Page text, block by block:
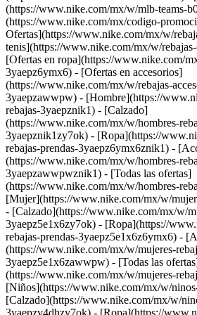
(https://www.nike.com/mx/w/mlb-teams-
(https://www.nike.com/mx/codigo-
Ofertas](https://www.nike.com/mx/w/
tenis](https://www.nike.com/mx/w/
[Ofertas en ropa](https://www.nike.com/
3yaepz6ymx6) - [Ofertas en accesorios]
(https://www.nike.com/mx/w/rebajas-
3yaepzawwpw) - [Hombre](https://
rebajas-3yaepznik1) - [Calzado]
(https://www.nike.com/mx/w/hombres-
3yaepznik1zy7ok) - [Ropa](https://
rebajas-prendas-3yaepz6ymx6znik1) -
(https://www.nike.com/mx/w/hombres-
3yaepzawwpwznik1) - [Todas las ofertas]
(https://www.nike.com/mx/w/hombres-
[Mujer](https://www.nike.com/mx/w/
- [Calzado](https://www.nike.com/mx/w/
3yaepz5e1x6zy7ok) - [Ropa](https://
rebajas-prendas-3yaepz5e1x6z6ymx6) -
(https://www.nike.com/mx/w/mujeres-
3yaepz5e1x6zawwpw) - [Todas las
(https://www.nike.com/mx/w/mujeres-
[Niños](https://www.nike.com/mx/w/
[Calzado](https://www.nike.com/mx/w/
3yaepzv4dhzy7ok) - [Ropa](https://